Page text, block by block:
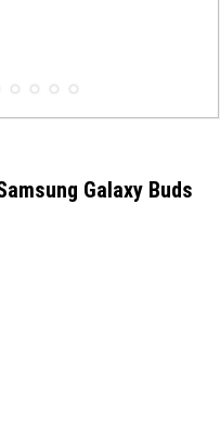
Galaxy Buds